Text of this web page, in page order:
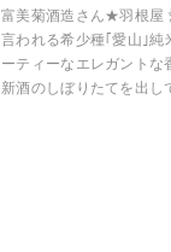
富美菊酒造さん★羽根屋
言われる希少種｢愛山｣純
ーティーなエレガントな
新酒のしぼりたてを出し